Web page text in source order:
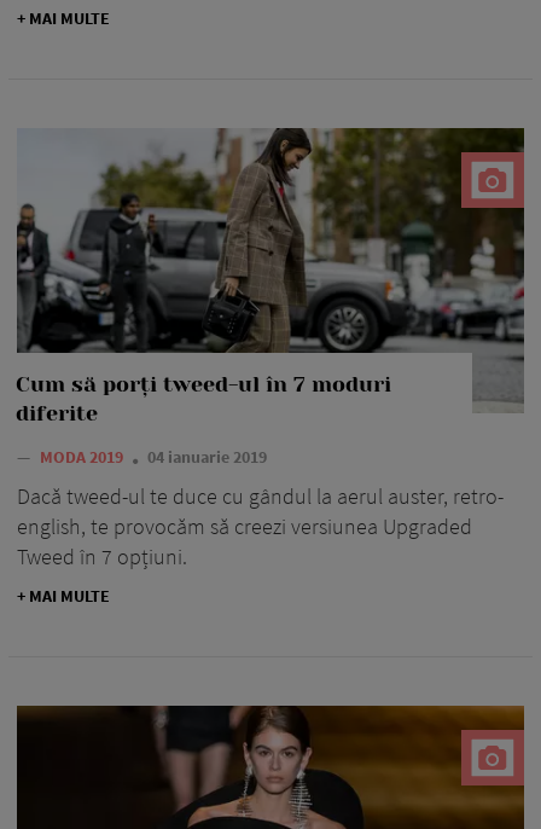
+ MAI MULTE
Cum să porți tweed-ul în 7 moduri
diferite
— MODA 2019 04 ianuarie 2019
Dacă tweed-ul te duce cu gândul la aerul auster, retro-
english, te provocăm să creezi versiunea Upgraded
Tweed în 7 opțiuni.
+ MAI MULTE